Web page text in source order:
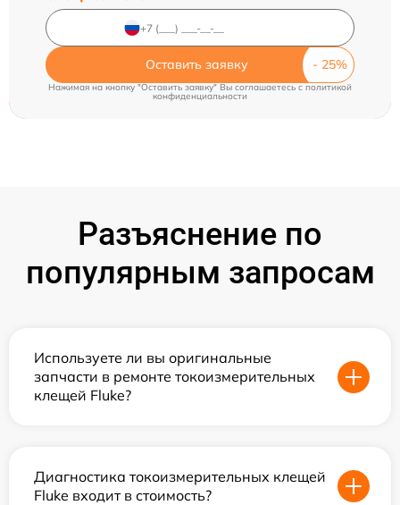
Оставить заявку
Нажимая на кнопку "Оставить заявку" Вы соглашаетесь cполитикой
конфиденциальности
Разъяснение по
популярным запросам
Используете ли вы оригинальные
запчасти в ремонте токоизмерительных
клещей Fluke?
Диагностика токоизмерительных клещей
Fluke входит в стоимость?